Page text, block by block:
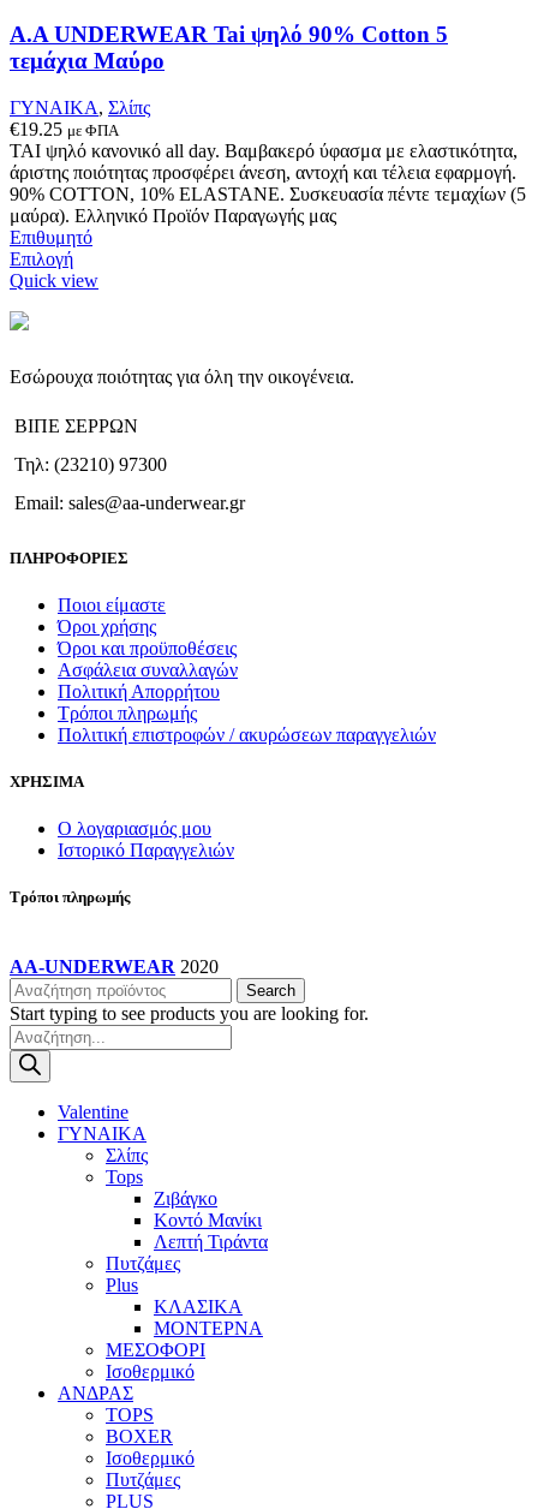
στη
σελίδα
του
A.A UNDERWEAR Tai ψηλό 90% Cotton 5
τεμάχια Μαύρο
ΓΥΝΑΙΚΑ, Σλίπς
€19.25 με ΦΠΑ
ΤΑΙ ψηλό κανονικό all day. Βαμβακερό ύφασμα με ελαστικότητα,
άριστης ποιότητας προσφέρει άνεση, αντοχή και τέλεια εφαρμογή.
90% COTTON, 10% ELASTANE. Συσκευασία πέντε τεμαχίων (5
μαύρα). Ελληνικό Προϊόν Παραγωγής μας
Επιθυμητό
ΕπιλογήΑυτό
το
παραλλαγές.
Οι
μπορούν
επιλεγούν
στη
σελίδα
προϊόντος
Quick view
Εσώρουχα ποιότητας για όλη την οικογένεια.
ΒΙΠΕ ΣΕΡΡΩΝ
Τηλ: (23210) 97300
Email: sales@aa-underwear.gr
ΠΛΗΡΟΦΟΡΙΕΣ
Ποιοι είμαστε
Όροι χρήσης
Όροι και προϋποθέσεις
Ασφάλεια συναλλαγών
Πολιτική Απορρήτου
Τρόποι πληρωμής
Πολιτική επιστροφών / ακυρώσεων παραγγελιών
ΧΡΗΣΙΜΑ
Ο λογαριασμός μου
Ιστορικό Παραγγελιών
Τρόποι πληρωμής
AA-UNDERWEAR 2020
Search
Start typing to see products you are looking for.
Products
search
Valentine
ΓΥΝΑΙΚΑ
Σλίπς
Tops
Ζιβάγκο
Κοντό Μανίκι
Λεπτή Τιράντα
Πυτζάμες
Plus
ΚΛΑΣΙΚΑ
ΜΟΝΤΕΡΝΑ
ΜΕΣΟΦΟΡΙ
Ισοθερμικό
ΑΝΔΡΑΣ
TOPS
BOXER
Ισοθερμικό
Πυτζάμες
PLUS